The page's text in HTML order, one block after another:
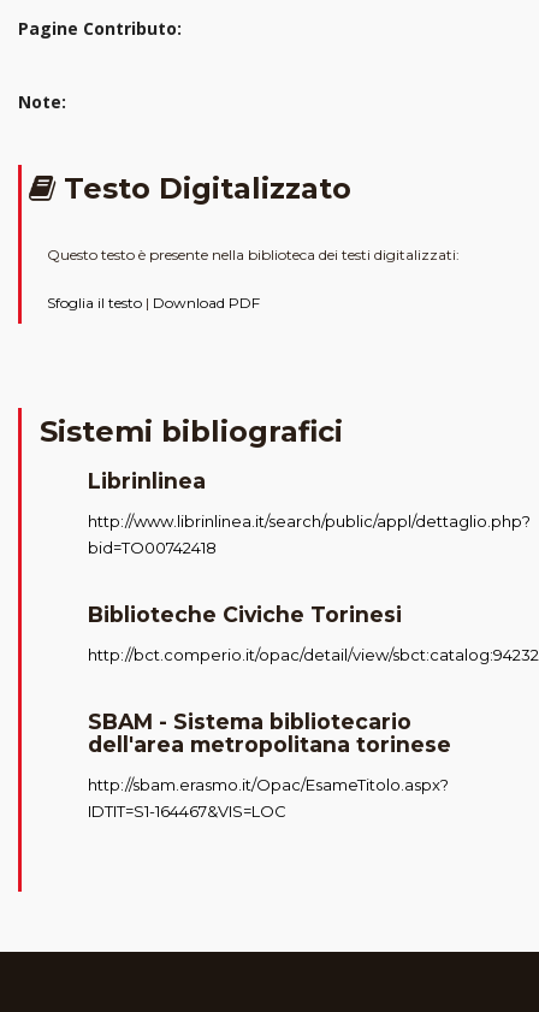
Pagine Contributo:
Note:
Testo Digitalizzato
Questo testo è presente nella biblioteca dei testi digitalizzati:
Sfoglia il testo | Download PDF
Sistemi bibliografici
Librinlinea
http://www.librinlinea.it/search/public/appl/dettaglio.php?
bid=TO00742418
Biblioteche Civiche Torinesi
http://bct.comperio.it/opac/detail/view/sbct:catalog:94232
SBAM - Sistema bibliotecario
dell'area metropolitana torinese
http://sbam.erasmo.it/Opac/EsameTitolo.aspx?
IDTIT=S1-164467&VIS=LOC